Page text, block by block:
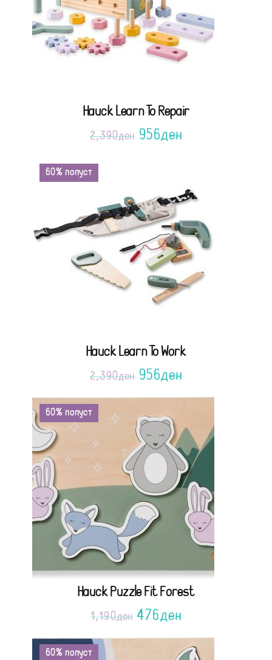
Hauck Learn To Repair
2,390ден 956ден
60% попуст
Hauck Learn To Work
2,390ден 956ден
60% попуст
Hauck Puzzle Fit Forest
1,190ден 476ден
60% попуст